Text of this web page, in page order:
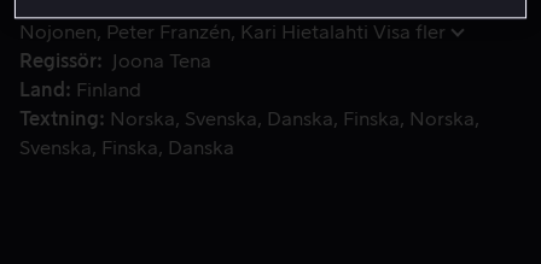
Nojonen
Peter Franzén Kari Hietalahti Visa fler
Regissör
Joona Tena
Land
Finland
Textning
Norska Svenska Danska Finska
Norska
Svenska
Finska Danska